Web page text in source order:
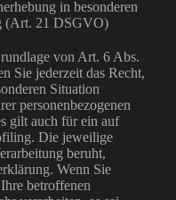
in besonderen
(Art. 21 DSGVO)
von Art. 6 Abs.
Sie jederzeit das Recht,
Situation
personenbezogenen
gilt auch für ein auf
Die jeweilige
beruht,
Wenn Sie
betroffenen